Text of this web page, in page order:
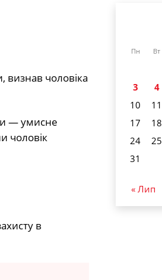
визнав чоловіка
— умисне
чоловік
в
Пн Вт
3
4
10
11
17
18
24
25
31
« Лип